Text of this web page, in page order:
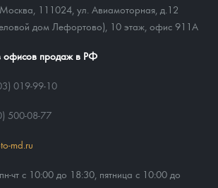
111024, ул. Авиамоторная, д.12
дом Лефортово), 10 этаж, офис 911А
офисов продаж в РФ
019-99-10
500-08-77
md.ru
пн-чт с 10:00 до 18:30, пятница с 10:00 до